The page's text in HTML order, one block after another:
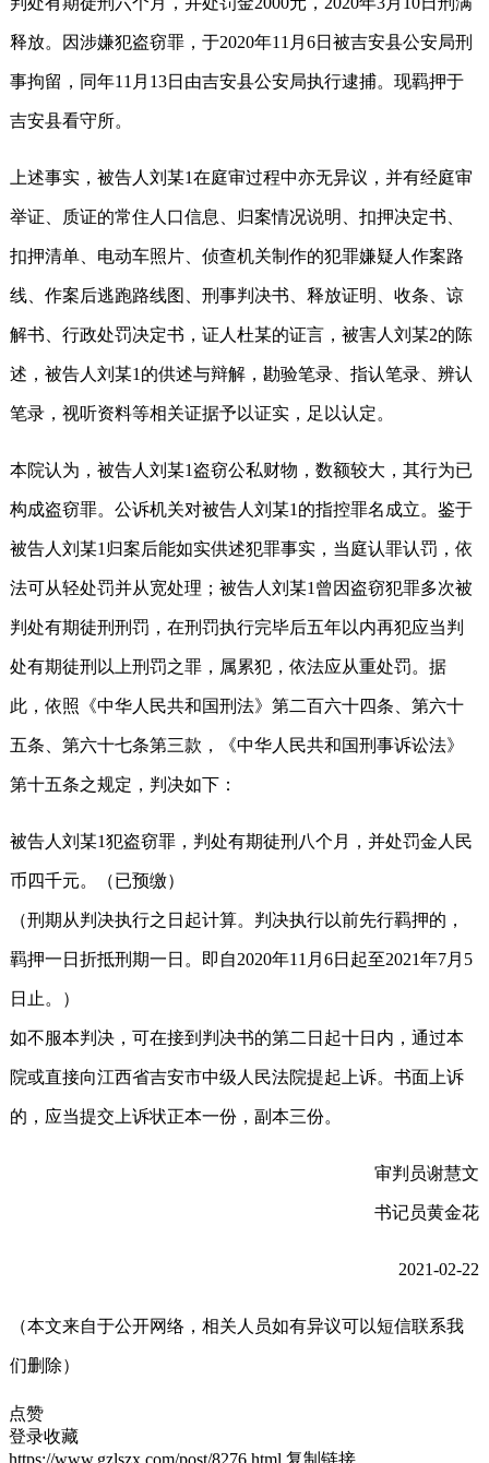
释放。因涉嫌犯盗窃罪，于2020年11月6日被吉安县公安局刑
事拘留，同年11月13日由吉安县公安局执行逮捕。现羁押于
吉安县看守所。
上述事实，被告人刘某1在庭审过程中亦无异议，并有经庭审
举证、质证的常住人口信息、归案情况说明、扣押决定书、
扣押清单、电动车照片、侦查机关制作的犯罪嫌疑人作案路
线、作案后逃跑路线图、刑事判决书、释放证明、收条、谅
解书、行政处罚决定书，证人杜某的证言，被害人刘某2的陈
述，被告人刘某1的供述与辩解，勘验笔录、指认笔录、辨认
笔录，视听资料等相关证据予以证实，足以认定。
本院认为，被告人刘某1盗窃公私财物，数额较大，其行为已
构成盗窃罪。公诉机关对被告人刘某1的指控罪名成立。鉴于
被告人刘某1归案后能如实供述犯罪事实，当庭认罪认罚，依
法可从轻处罚并从宽处理；被告人刘某1曾因盗窃犯罪多次被
判处有期徒刑刑罚，在刑罚执行完毕后五年以内再犯应当判
处有期徒刑以上刑罚之罪，属累犯，依法应从重处罚。据
此，依照《中华人民共和国刑法》第二百六十四条、第六十
五条、第六十七条第三款，《中华人民共和国刑事诉讼法》
第十五条之规定，判决如下：
被告人刘某1犯盗窃罪，判处有期徒刑八个月，并处罚金人民
币四千元。（已预缴）
（刑期从判决执行之日起计算。判决执行以前先行羁押的，
羁押一日折抵刑期一日。即自2020年11月6日起至2021年7月5
日止。）
如不服本判决，可在接到判决书的第二日起十日内，通过本
院或直接向江西省吉安市中级人民法院提起上诉。书面上诉
的，应当提交上诉状正本一份，副本三份。
审判员谢慧文
书记员黄金花
2021-02-22
（本文来自于公开网络，相关人员如有异议可以短信联系我
们删除）
点赞
登录收藏
https://www.gzlszx.com/post/8276.html 复制链接